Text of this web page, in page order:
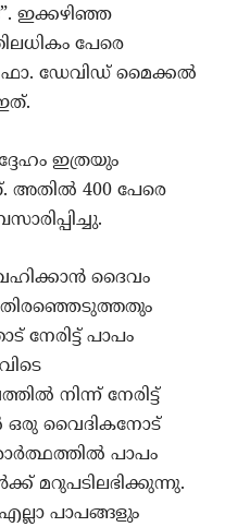
ഇക്കഴിഞ്ഞ
പേരെ
ഫാ. ഡേവിഡ് മൈക്കല്‍
ഇത്രയും
അതില്‍ 400 പേരെ
ദൈവം
തിരഞ്ഞെടുത്തതും
പാപം
നിന്ന് നേരിട്ട്
ഒരു വൈദികനോട്
പാപം
മറുപടിലഭിക്കുന്നു.
പാപങ്ങളും